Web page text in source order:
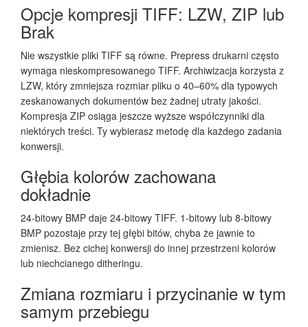
Opcje kompresji TIFF: LZW, ZIP lub
Brak
Nie wszystkie pliki TIFF są równe. Prepress drukarni często
wymaga nieskompresowanego TIFF. Archiwizacja korzysta z
LZW, który zmniejsza rozmiar pliku o 40–60% dla typowych
zeskanowanych dokumentów bez żadnej utraty jakości.
Kompresja ZIP osiąga jeszcze wyższe współczynniki dla
niektórych treści. Ty wybierasz metodę dla każdego zadania
konwersji.
Głębia kolorów zachowana
dokładnie
24-bitowy BMP daje 24-bitowy TIFF. 1-bitowy lub 8-bitowy
BMP pozostaje przy tej głębi bitów, chyba że jawnie to
zmienisz. Bez cichej konwersji do innej przestrzeni kolorów
lub niechcianego ditheringu.
Zmiana rozmiaru i przycinanie w tym
samym przebiegu